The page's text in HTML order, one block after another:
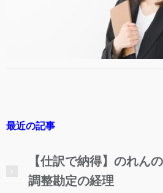
最近の記事
【仕訳で納得】のれん
調整勘定の経理